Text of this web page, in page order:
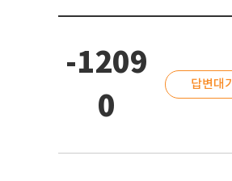
-1209
0
답변대기